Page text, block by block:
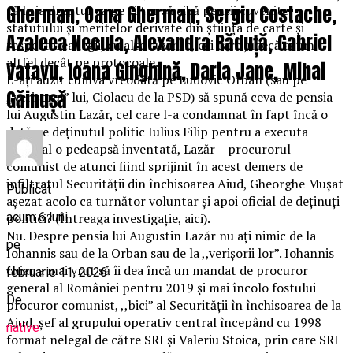
că le ia dreptul ca pe viitor să aibă pensii cuvenite
statutului și meritelor derivate din știința de carte și
respectarea legii, cu alte cuvinte, cei care judecă acum
altfel decât pe protocoale.
L-ați auzit cumva vreodată pe Ludovic Orban (sau pe
,,verișorul” lui, Ciolacu de la PSD) să spună ceva de pensia
lui Augustin Lazăr, cel care l-a condamnat în fapt încă o
dată pe deținutul politic Iulius Filip pentru a executa
integral o pedeapsă inventată, Lazăr – procurorul
comunist de atunci fiind sprijinit în acest demers de
infiltratul Securității din închisoarea Aiud, Gheorghe Mușat
așezat acolo ca turnător voluntar și apoi oficial de deținuți
politici? (Întreaga investigație, aici).
Nu. Despre pensia lui Augustin Lazăr nu ați nimic de la
Iohannis sau de la Orban sau de la ,,verișorii lor”. Iohannis
chiar a mai vrut să îi dea încă un mandat de procuror
general al României pentru 2019 și mai încolo fostului
procuror comunist, ,,bici” al Securității în închisoarea de la
Aiud, șef al grupului operativ central începând cu 1998
format nelegal de către SRI și Valeriu Stoica, prin care SRI
Gherman, Oana Gherman, Sergiu Costache,
Azaleea Necula, Alexandra Răduță, Gabriel
Vatavu, Ioana Ginghină, Daria Jane, Mihai
Găinușă
Publicat
acum 6 luni
pe
februarie 11, 2026
De
native